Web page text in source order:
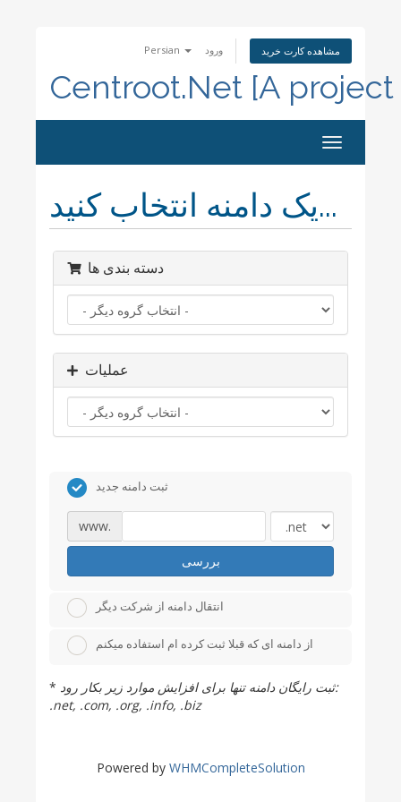
Persian ورود مشاهده کارت خرید
Centroot.Net [A
تغییر
وضعیت
یک دامنه انتخاب کنید...
دسته بندی ها
عملیات
ثبت دامنه جدید
www.
بررسی
انتقال دامنه از شرکت دیگر
از دامنه ای که قبلا ثبت کرده ام استفاده میکنم
* ثبت رایگان دامنه تنها برای افزایش موارد زیر بکار رود:
.net, .com, .org, .info, .biz
Powered by WHMCompleteSolution